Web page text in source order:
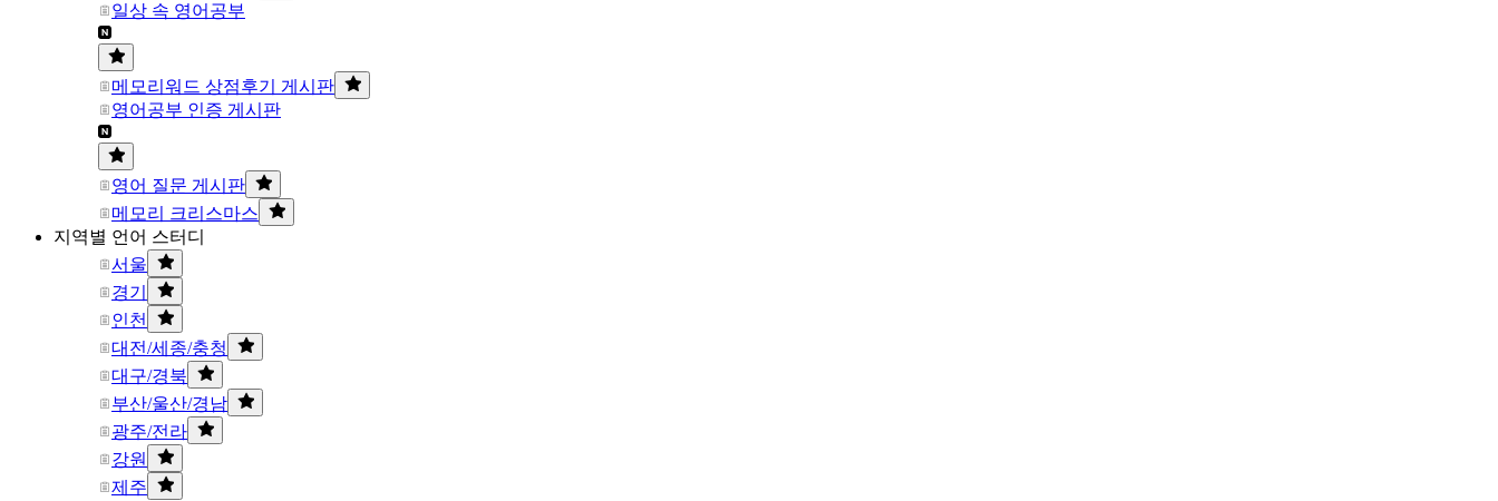
일상 속 영어공부
메모리워드 상점후기 게시판
영어공부 인증 게시판
영어 질문 게시판
메모리 크리스마스
지역별 언어 스터디
서울
경기
인천
대전/세종/충청
대구/경북
부산/울산/경남
광주/전라
강원
제주